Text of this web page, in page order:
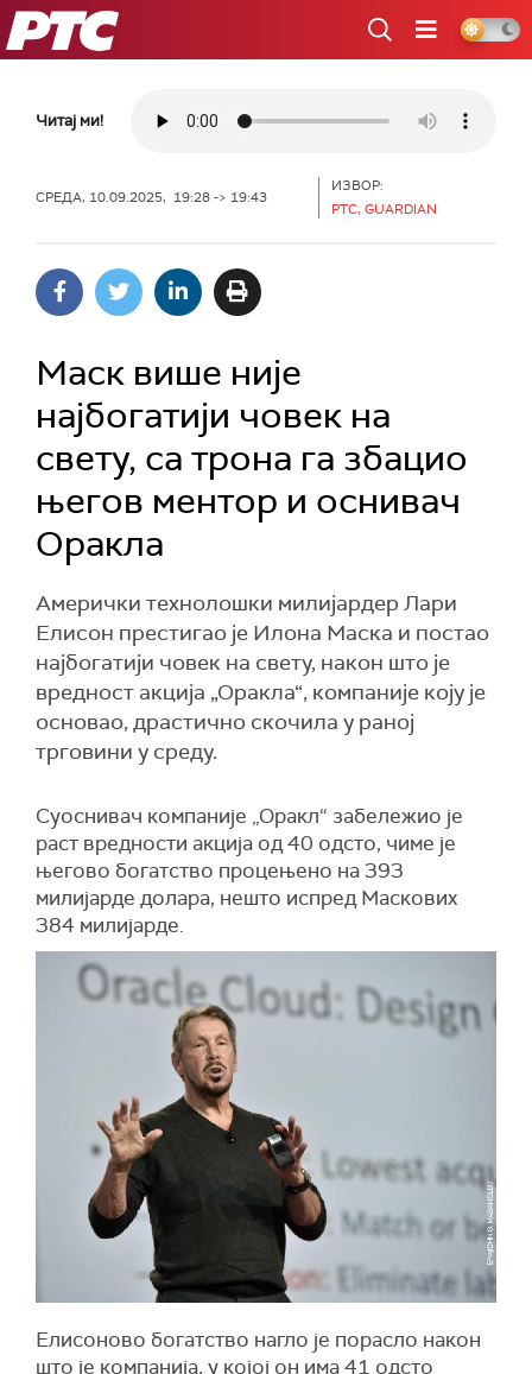
РТС
Читај ми!
СРЕДА, 10.09.2025, 19:28 -> 19:43
ИЗВОР:
РТС, GUARDIAN
Маск више није
најбогатији човек на
свету, са трона га збацио
његов ментор и оснивач
Оракла
Амерички технолошки милијардер Лари
Елисон престигао је Илона Маска и постао
најбогатији човек на свету, након што је
вредност акција „Оракла“, компаније коју је
основао, драстично скочила у раној
трговини у среду.
Суоснивач компаније „Оракл“ забележио је
раст вредности акција од 40 одсто, чиме је
његово богатство процењено на 393
милијарде долара, нешто испред Маскових
384 милијарде.
Елисоново богатство нагло је порасло након
што је компанија, у којој он има 41 одсто